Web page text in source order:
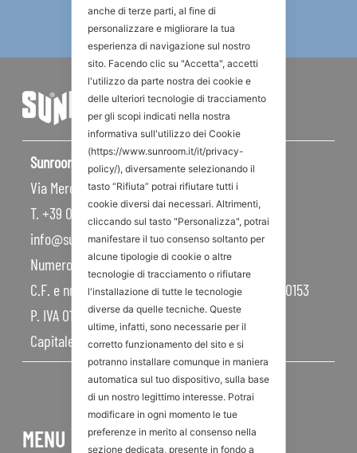
Sunroom S.p.A – Sede Legale
Via Mercadante, 10 – 47841 Cattolica RN – Italy
T. +39 0541 834011
info@sunroom.it
Numero REA RN – 225109
C.F. e nr. iscrizione al Registro Imprese 07879990153
P. IVA 01968830404
Capitale Sociale 450.000,00 I.V.
MENU
anche di terze parti, al fine di
personalizzare e migliorare la tua
esperienza di navigazione sul nostro
sito. Facendo clic su "Accetta", accetti
l'utilizzo da parte nostra dei cookie e
delle ulteriori tecnologie di tracciamento
per gli scopi indicati nella nostra
informativa sull'utilizzo dei Cookie
(https://www.sunroom.it/it/privacy-
policy/), diversamente selezionando il
tasto “Rifiuta” potrai rifiutare tutti i
cookie diversi dai necessari. Altrimenti,
cliccando sul tasto "Personalizza", potrai
manifestare il tuo consenso soltanto per
alcune tipologie di cookie o altre
tecnologie di tracciamento o rifiutare
l'installazione di tutte le tecnologie
diverse da quelle tecniche. Queste
ultime, infatti, sono necessarie per il
corretto funzionamento del sito e si
potranno installare comunque in maniera
automatica sul tuo dispositivo, sulla base
di un nostro legittimo interesse. Potrai
modificare in ogni momento le tue
preferenze in merito al consenso nella
sezione dedicata, presente in fondo a